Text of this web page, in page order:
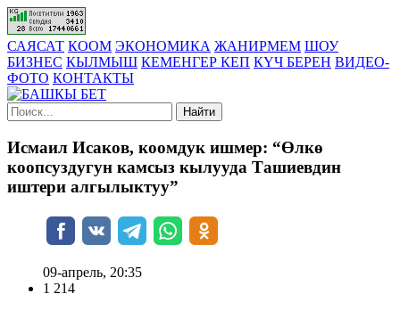
САЯСАТ КООМ ЭКОНОМИКА ЖАНИРМЕМ ШОУ
БИЗНЕС КЫЛМЫШ КЕМЕНГЕР КЕП КҮЧ БЕРЕН ВИДЕО-
ФОТО КОНТАКТЫ
Найти
Исмаил Исаков, коомдук ишмер: “Өлкө
коопсуздугун камсыз кылууда Ташиевдин
иштери алгылыктуу”
09-апрель, 20:35
1 214